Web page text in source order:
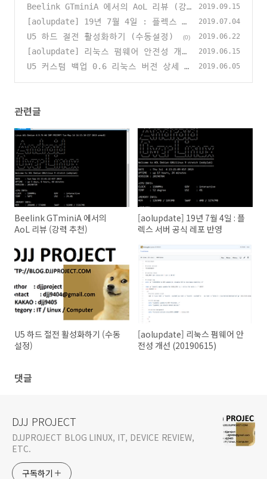
Beelink GTminiA 에서의 AoL 리뷰 (강
력 추천)
(415)
2019.09.15
[aolupdate] 19년 7월 4일 : 플렉스 서
버 공식 레포 반영
(413)
2019.07.04
U5 하드 절전 활성화하기 (수동설정) (0) 2019.06.22
[aolupdate] 리눅스 펌웨어 안전성 개선
(20190615)
(0)
2019.06.15
U5 커스텀 백업 0.6 리눅스 버전 상세 설
2019.06.05
관련글
Beelink GTminiA 에서의
AoL 리뷰 (강력 추천)
[aolupdate] 19년 7월 4일 : 플
렉스 서버 공식 레포 반영
U5 하드 절전 활성화하기 (수동
설정)
[aolupdate] 리눅스 펌웨어 안
전성 개선 (20190615)
댓글
DJJ PROJECT
DJJPROJECT BLOG LINUX, IT, DEVICE REVIEW,
ETC.
구독하기